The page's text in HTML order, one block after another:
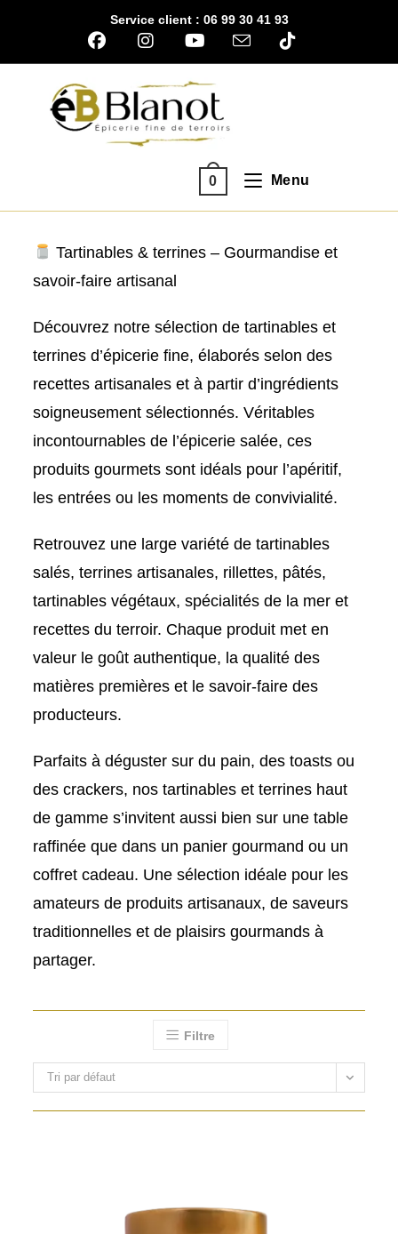
Service client : 06 99 30 41 93
0 Menu
Tartinables & terrines – Gourmandise et
savoir-faire artisanal
Découvrez notre sélection de tartinables et
terrines d’épicerie fine, élaborés selon des
recettes artisanales et à partir d’ingrédients
soigneusement sélectionnés. Véritables
incontournables de l’épicerie salée, ces
produits gourmets sont idéals pour l’apéritif,
les entrées ou les moments de convivialité.
Retrouvez une large variété de tartinables
salés, terrines artisanales, rillettes, pâtés,
tartinables végétaux, spécialités de la mer et
recettes du terroir. Chaque produit met en
valeur le goût authentique, la qualité des
matières premières et le savoir-faire des
producteurs.
Parfaits à déguster sur du pain, des toasts ou
des crackers, nos tartinables et terrines haut
de gamme s’invitent aussi bien sur une table
raffinée que dans un panier gourmand ou un
coffret cadeau. Une sélection idéale pour les
amateurs de produits artisanaux, de saveurs
traditionnelles et de plaisirs gourmands à
partager.
Filtre
Tri par défaut